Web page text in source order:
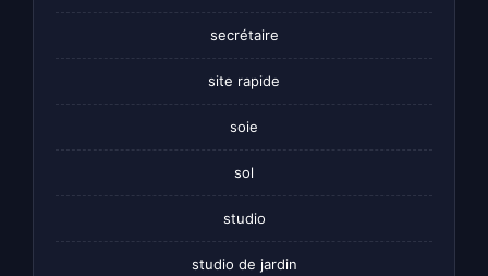
secrétaire
site rapide
soie
sol
studio
studio de jardin